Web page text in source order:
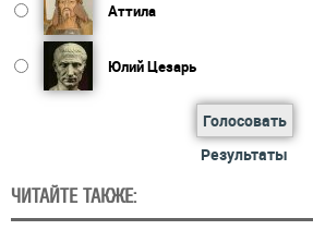
Аттила
Юлий Цезарь
Голосовать
Результаты
ЧИТАЙТЕ ТАКЖЕ: